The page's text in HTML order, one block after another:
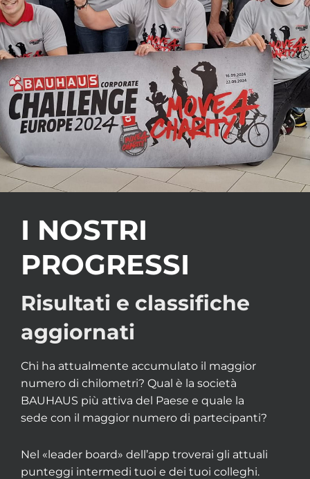
I NOSTRI
PROGRESSI
Risultati e classifiche
aggiornati
Chi ha attualmente accumulato il maggior
numero di chilometri? Qual è la società
BAUHAUS più attiva del Paese e quale la
sede con il maggior numero di partecipanti?
Nel «leader board» dell’app troverai gli attuali
punteggi intermedi tuoi e dei tuoi colleghi.